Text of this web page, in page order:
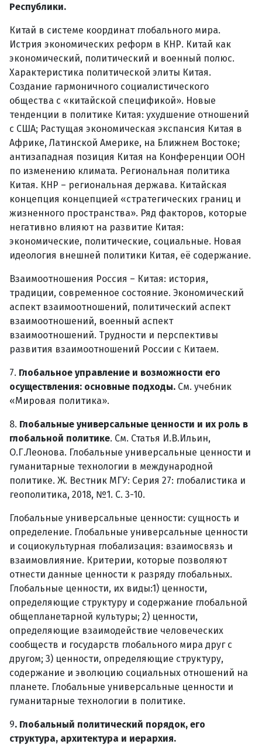
Республики.
Китай в системе координат глобального мира.
Истрия экономических реформ в КНР. Китай как
экономический, политический и военный полюс.
Характеристика политической элиты Китая.
Создание гармоничного социалистического
общества с «китайской спецификой». Новые
тенденции в политике Китая: ухудшение отношений
с США; Растущая экономическая экспансия Китая в
Африке, Латинской Америке, на Ближнем Востоке;
антизападная позиция Китая на Конференции ООН
по изменению климата. Региональная политика
Китая. КНР – региональная держава. Китайская
концепция концепцией «стратегических границ и
жизненного пространства». Ряд факторов, которые
негативно влияют на развитие Китая:
экономические, политические, социальные. Новая
идеология внешней политики Китая, её содержание.
Взаимоотношения Россия – Китая: история,
традиции, современное состояние. Экономический
аспект взаимоотношений, политический аспект
взаимоотношений, военный аспект
взаимоотношений. Трудности и перспективы
развития взаимоотношений России с Китаем.
7. Глобальное управление и возможности его
осуществления: основные подходы. См. учебник
«Мировая политика».
8. Глобальные универсальные ценности и их роль в
глобальной политике. См. Статья И.В.Ильин,
О.Г.Леонова. Глобальные универсальные ценности и
гуманитарные технологии в международной
политике. Ж. Вестник МГУ: Серия 27: глобалистика и
геополитика, 2018, №1. С. 3-10.
Глобальные универсальные ценности: сущность и
определение. Глобальные универсальные ценности
и социокультурная глобализация: взаимосвязь и
взаимовлияние. Критерии, которые позволяют
отнести данные ценности к разряду глобальных.
Глобальные ценности, их виды:1) ценности,
определяющие структуру и содержание глобальной
общепланетарной культуры; 2) ценности,
определяющие взаимодействие человеческих
сообществ и государств глобального мира друг с
другом; 3) ценности, определяющие структуру,
содержание и эволюцию социальных отношений на
планете. Глобальные универсальные ценности и
гуманитарные технологии в политике.
9. Глобальный политический порядок, его
структура, архитектура и иерархия.